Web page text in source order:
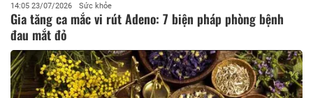
14:05 23/07/2026 Sức khỏe
Gia tăng ca mắc vi rút Adeno: 7 biện pháp phòng bệnh
đau mắt đỏ